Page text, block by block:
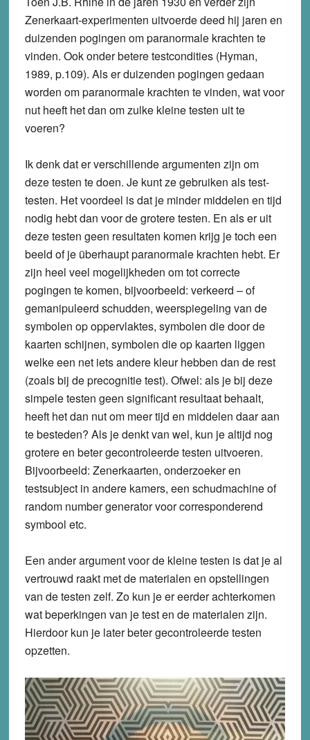
Zenerkaart-experimenten uitvoerde deed hij jaren en
duizenden pogingen om paranormale krachten te
vinden. Ook onder betere testcondities (Hyman,
1989, p.109). Als er duizenden pogingen gedaan
worden om paranormale krachten te vinden, wat voor
nut heeft het dan om zulke kleine testen uit te
voeren?
Ik denk dat er verschillende argumenten zijn om
deze testen te doen. Je kunt ze gebruiken als test-
testen. Het voordeel is dat je minder middelen en tijd
nodig hebt dan voor de grotere testen. En als er uit
deze testen geen resultaten komen krijg je toch een
beeld of je überhaupt paranormale krachten hebt. Er
zijn heel veel mogelijkheden om tot correcte
pogingen te komen, bijvoorbeeld: verkeerd – of
gemanipuleerd schudden, weerspiegeling van de
symbolen op oppervlaktes, symbolen die door de
kaarten schijnen, symbolen die op kaarten liggen
welke een net iets andere kleur hebben dan de rest
(zoals bij de precognitie test). Ofwel: als je bij deze
simpele testen geen significant resultaat behaalt,
heeft het dan nut om meer tijd en middelen daar aan
te besteden? Als je denkt van wel, kun je altijd nog
grotere en beter gecontroleerde testen uitvoeren.
Bijvoorbeeld: Zenerkaarten, onderzoeker en
testsubject in andere kamers, een schudmachine of
random number generator voor corresponderend
symbool etc.
Een ander argument voor de kleine testen is dat je al
vertrouwd raakt met de materialen en opstellingen
van de testen zelf. Zo kun je er eerder achterkomen
wat beperkingen van je test en de materialen zijn.
Hierdoor kun je later beter gecontroleerde testen
opzetten.